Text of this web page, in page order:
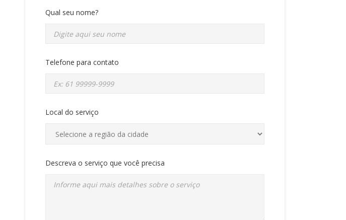
Qual seu nome?
Telefone para contato
Local do serviço
Descreva o serviço que você precisa